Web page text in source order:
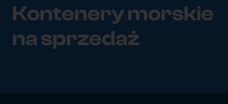
Kontenery morskie
na sprzedaż